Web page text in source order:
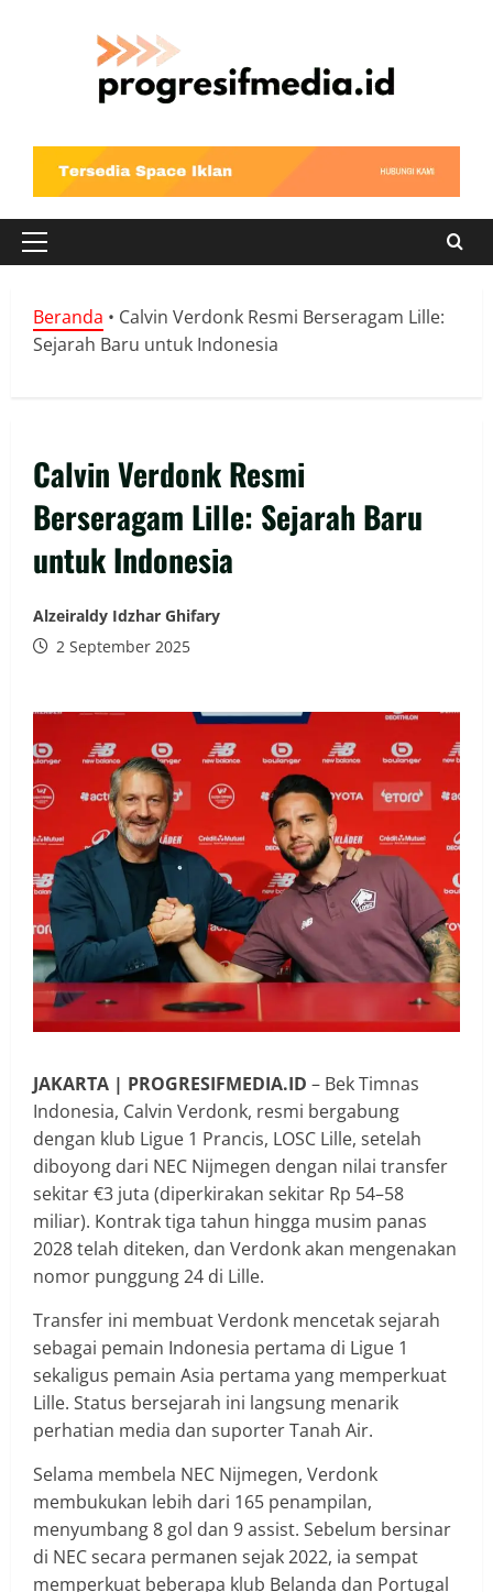
Primary
Beranda • Calvin Verdonk Resmi Berseragam Lille:
Sejarah Baru untuk Indonesia
Calvin Verdonk Resmi
Berseragam Lille: Sejarah Baru
untuk Indonesia
Alzeiraldy Idzhar Ghifary
2 September 2025
JAKARTA | PROGRESIFMEDIA.ID – Bek Timnas
Indonesia, Calvin Verdonk, resmi bergabung
dengan klub Ligue 1 Prancis, LOSC Lille, setelah
diboyong dari NEC Nijmegen dengan nilai transfer
sekitar €3 juta (diperkirakan sekitar Rp 54–58
miliar). Kontrak tiga tahun hingga musim panas
2028 telah diteken, dan Verdonk akan mengenakan
nomor punggung 24 di Lille.
Transfer ini membuat Verdonk mencetak sejarah
sebagai pemain Indonesia pertama di Ligue 1
sekaligus pemain Asia pertama yang memperkuat
Lille. Status bersejarah ini langsung menarik
perhatian media dan suporter Tanah Air.
Selama membela NEC Nijmegen, Verdonk
membukukan lebih dari 165 penampilan,
menyumbang 8 gol dan 9 assist. Sebelum bersinar
di NEC secara permanen sejak 2022, ia sempat
memperkuat beberapa klub Belanda dan Portugal